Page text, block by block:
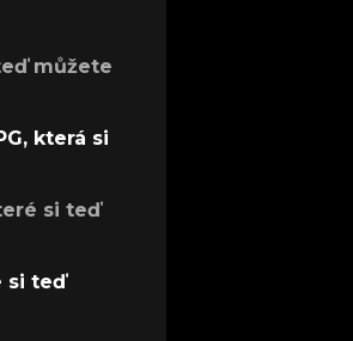
můžete
která si
si teď
si teď